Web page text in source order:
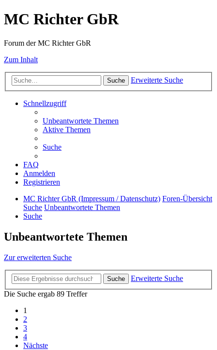
MC Richter GbR
Forum der MC Richter GbR
Zum Inhalt
Suche Erweiterte Suche
Schnellzugriff
Unbeantwortete Themen
Aktive Themen
Suche
FAQ
Anmelden
Registrieren
MC Richter GbR (Impressum / Datenschutz) Foren-Übersicht
Suche Unbeantwortete Themen
Suche
Unbeantwortete Themen
Zur erweiterten Suche
Suche
Erweiterte Suche
Die Suche ergab 89 Treffer
1
2
3
4
Nächste